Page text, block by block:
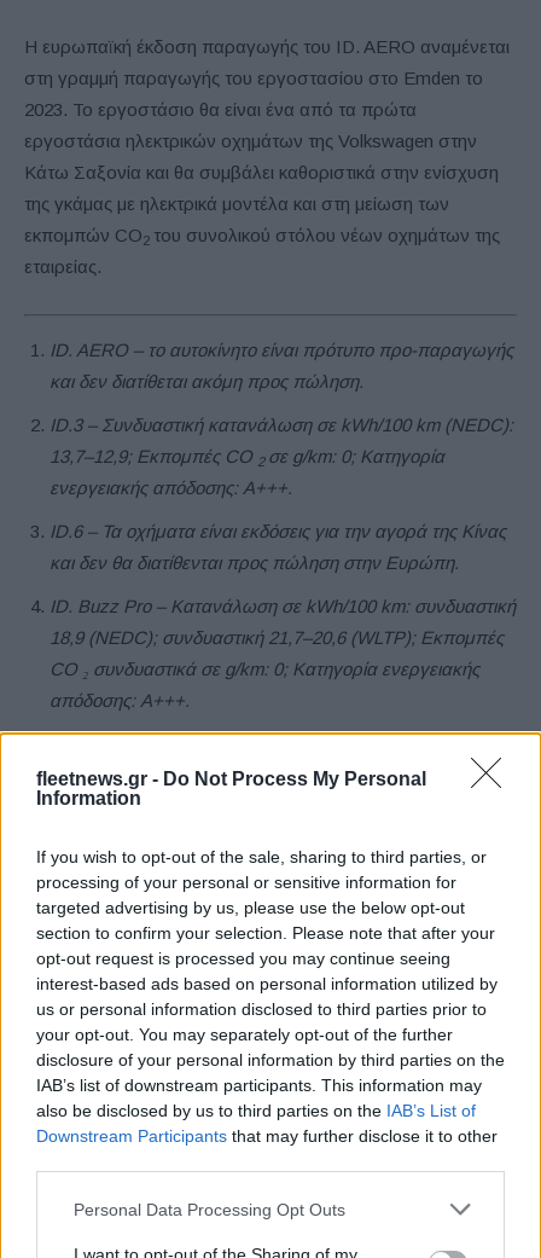
fleetnews.gr - Do Not Process My Personal
Information
If you wish to opt-out of the sale, sharing to third parties, or
processing of your personal or sensitive information for
targeted advertising by us, please use the below opt-out
section to confirm your selection. Please note that after your
opt-out request is processed you may continue seeing
interest-based ads based on personal information utilized by
us or personal information disclosed to third parties prior to
your opt-out. You may separately opt-out of the further
disclosure of your personal information by third parties on the
IAB’s list of downstream participants. This information may
also be disclosed by us to third parties on the IAB’s List of
Downstream Participants that may further disclose it to other
Please note that this website/app uses one or more Google
Personal Data Processing Opt Outs
Η ευρωπαϊκή έκδοση παραγωγής του ID. AERO αναμένεται
στη γραμμή παραγωγής του εργοστασίου στο Emden το
2023. Το εργοστάσιο θα είναι ένα από τα πρώτα
εργοστάσια ηλεκτρικών οχημάτων της Volkswagen στην
Κάτω Σαξονία και θα συμβάλει καθοριστικά στην ενίσχυση
της γκάμας με ηλεκτρικά μοντέλα και στη μείωση των
εκπομπών CO2 του συνολικού στόλου νέων οχημάτων της
εταιρείας.
ID. AERO – το αυτοκίνητο είναι πρότυπο προ-παραγωγής
και δεν διατίθεται ακόμη προς πώληση.
ID.3 – Συνδυαστική κατανάλωση σε kWh/100 km (NEDC):
13,7–12,9; Εκπομπές CO 2 σε g/km: 0; Κατηγορία
ενεργειακής απόδοσης: A+++.
ID.6 – Τα οχήματα είναι εκδόσεις για την αγορά της Κίνας
και δεν θα διατίθενται προς πώληση στην Ευρώπη.
ID. Buzz Pro – Κατανάλωση σε kWh/100 km: συνδυαστική
18,9 (NEDC); συνδυαστική 21,7–20,6 (WLTP); Εκπομπές
CO ₂ συνδυαστικά σε g/km: 0; Κατηγορία ενεργειακής
απόδοσης: A+++.
κύκλου Worldwide Light Vehicles Test Procedure (WLTP)
σε μονάδα δοκιμών κυλιόμενου δρόμου (χωρίς
αυτονομίας WLTP για μοντέλα παραγωγής ενδέχεται να
διαφέρουν ανάλογα με τον εξοπλισμό. Η αυτονομία που
επιτυγχάνεται σε πραγματικές συνθήκες ποικίλλει
ανάλογα με το στυλ οδήγησης, την ταχύτητα, τη χρήση
λειτουργιών άνεσης ή βοηθητικού εξοπλισμού, την
εξωτερική θερμοκρασία, τον αριθμό επιβατών/το φορτίο
και την τοπογραφία